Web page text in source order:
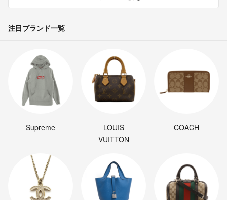
注目ブランド一覧
Supreme
LOUIS
VUITTON
COACH